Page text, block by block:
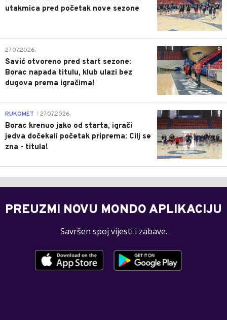
utakmica pred početak nove sezone
0
27.07.2026.
Savić otvoreno pred start sezone:
Borac napada titulu, klub ulazi bez
dugova prema igračima!
0
RUKOMET 27.07.2026.
Borac krenuo jako od starta, igrači
jedva dočekali početak priprema: Cilj se
zna - titula!
PREUZMI NOVU MONDO APLIKACIJU
Savršen spoj vijesti i zabave.